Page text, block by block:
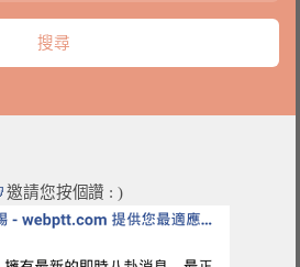
邀請您按個讚 : )